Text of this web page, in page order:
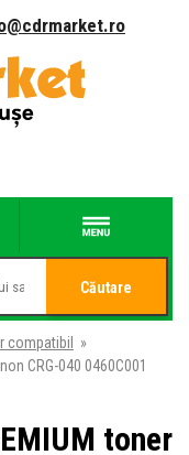
Căutare
compatibil
»
CRG-040 0460C001
toner